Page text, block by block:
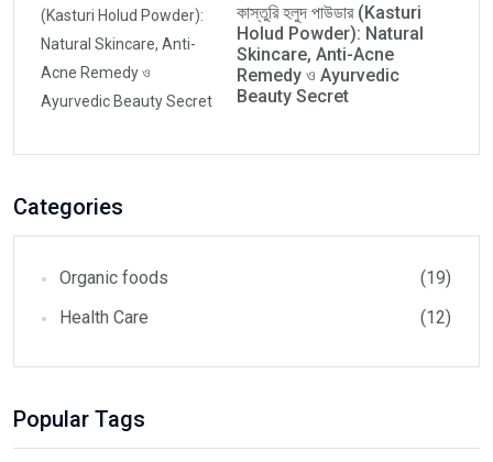
কাস্তুরি হলুদ পাউডার (Kasturi
Holud Powder): Natural
Skincare, Anti-Acne
Remedy ও Ayurvedic
Beauty Secret
Categories
Organic foods
(19)
Health Care
(12)
Popular Tags